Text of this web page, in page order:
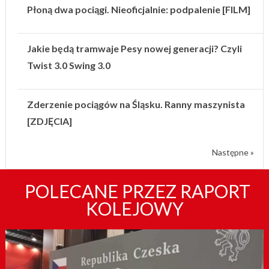
Płoną dwa pociągi. Nieoficjalnie: podpalenie [FILM]
Jakie będą tramwaje Pesy nowej generacji? Czyli
Twist 3.0 Swing 3.0
Zderzenie pociągów na Śląsku. Ranny maszynista
[ZDJĘCIA]
Następne »
POLECANE PRZEZ RAPORT
KOLEJOWY